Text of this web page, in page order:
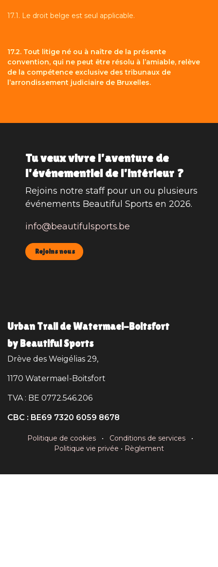
17.1. Le droit belge est seul applicable.
17.2. Tout litige né ou à naître de la présente
convention, qui ne peut être résolu à l’amiable, relève
de la compétence exclusive des tribunaux de
l’arrondissement judiciaire de Bruxelles.
Tu veux vivre l'aventure de
l'événementiel de l'intérieur ?
Rejoins notre staff pour un ou plusieurs
événements Beautiful Sports en 2026.
info@beautifulsports.be
Rejoins nous
Urban Trail de Watermael-Boitsfort
by Beautiful Sports
Drève des Weigélias 29,
1170 Watermael-Boitsfort
TVA : BE 0772.546.206
CBC : BE69 7320 6059 8678
Politique de cookies • Conditions de services
•
Politique vie privée • Règlement